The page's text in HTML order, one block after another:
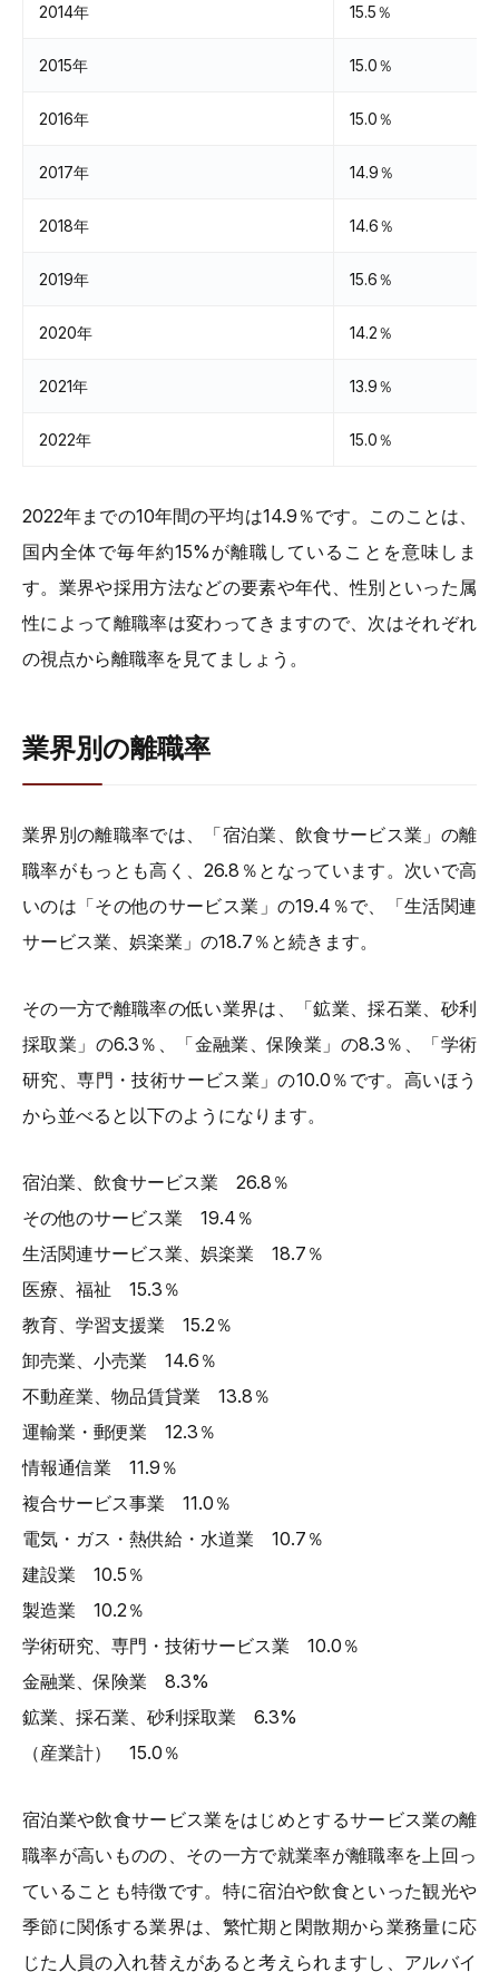
2014年 15.5％
2015年 15.0％
2016年 15.0％
2017年 14.9％
2018年 14.6％
2019年 15.6％
2020年 14.2％
2021年 13.9％
2022年 15.0％
2022年までの10年間の平均は14.9％です。このことは、
国内全体で毎年約15%が離職していることを意味しま
す。業界や採用方法などの要素や年代、性別といった属
性によって離職率は変わってきますので、次はそれぞれ
の視点から離職率を見てましょう。
業界別の離職率
業界別の離職率では、「宿泊業、飲食サービス業」の離
職率がもっとも高く、26.8％となっています。次いで高
いのは「その他のサービス業」の19.4％で、「生活関連
サービス業、娯楽業」の18.7％と続きます。
その一方で離職率の低い業界は、「鉱業、採石業、砂利
採取業」の6.3％、「金融業、保険業」の8.3％、「学術
研究、専門・技術サービス業」の10.0％です。高いほう
から並べると以下のようになります。
宿泊業、飲食サービス業 26.8％
その他のサービス業 19.4％
生活関連サービス業、娯楽業 18.7％
医療、福祉 15.3％
教育、学習支援業 15.2％
卸売業、小売業 14.6％
不動産業、物品賃貸業 13.8％
運輸業・郵便業 12.3％
情報通信業 11.9％
複合サービス事業 11.0％
電気・ガス・熱供給・水道業 10.7％
建設業 10.5％
製造業 10.2％
学術研究、専門・技術サービス業 10.0％
金融業、保険業 8.3%
鉱業、採石業、砂利採取業 6.3%
（産業計） 15.0％
宿泊業や飲食サービス業をはじめとするサービス業の離
職率が高いものの、その一方で就業率が離職率を上回っ
ていることも特徴です。特に宿泊や飲食といった観光や
季節に関係する業界は、繁忙期と閑散期から業務量に応
じた人員の入れ替えがあると考えられますし、アルバイ